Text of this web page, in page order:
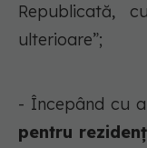
Republicată,
ulterioare”;
- Începând cu
pentru